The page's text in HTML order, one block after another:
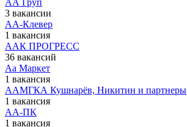
АА Груп
3 вакансии
АА-Клевер
1 вакансия
ААК ПРОГРЕСС
36 вакансий
Аа Маркет
1 вакансия
ААМГКА Кушнарёв, Никитин и партнеры
1 вакансия
АА-ПК
1 вакансия